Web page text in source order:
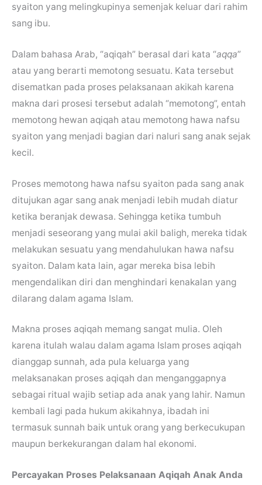
syaiton yang melingkupinya semenjak keluar dari rahim
sang ibu.
Dalam bahasa Arab, “aqiqah” berasal dari kata “aqqa”
atau yang berarti memotong sesuatu. Kata tersebut
disematkan pada proses pelaksanaan akikah karena
makna dari prosesi tersebut adalah “memotong”, entah
memotong hewan aqiqah atau memotong hawa nafsu
syaiton yang menjadi bagian dari naluri sang anak sejak
kecil.
Proses memotong hawa nafsu syaiton pada sang anak
ditujukan agar sang anak menjadi lebih mudah diatur
ketika beranjak dewasa. Sehingga ketika tumbuh
menjadi seseorang yang mulai akil baligh, mereka tidak
melakukan sesuatu yang mendahulukan hawa nafsu
syaiton. Dalam kata lain, agar mereka bisa lebih
mengendalikan diri dan menghindari kenakalan yang
dilarang dalam agama Islam.
Makna proses aqiqah memang sangat mulia. Oleh
karena itulah walau dalam agama Islam proses aqiqah
dianggap sunnah, ada pula keluarga yang
melaksanakan proses aqiqah dan menganggapnya
sebagai ritual wajib setiap ada anak yang lahir. Namun
kembali lagi pada hukum akikahnya, ibadah ini
termasuk sunnah baik untuk orang yang berkecukupan
maupun berkekurangan dalam hal ekonomi.
Percayakan Proses Pelaksanaan Aqiqah Anak Anda